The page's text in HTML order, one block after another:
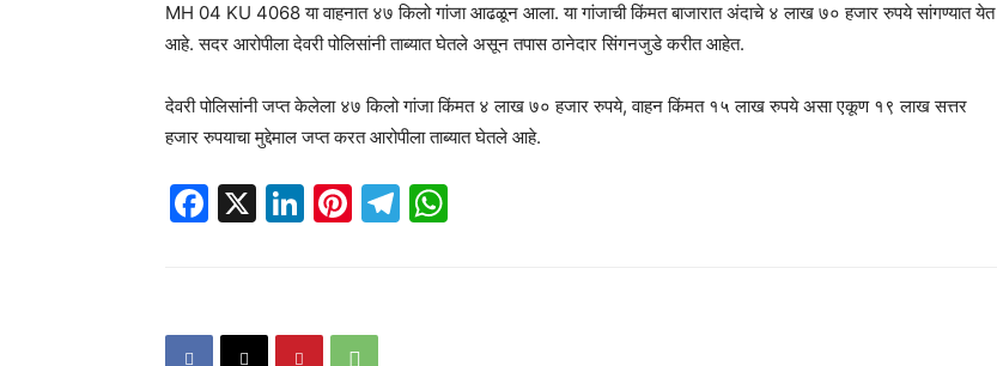
MH 04 KU 4068 या वाहनात ४७ किलो गांजा आढळून आला. या गांजाची किंमत बाजारात अंदाचे ४ लाख ७० हजार रुपये सांगण्यात येत
आहे. सदर आरोपीला देवरी पोलिसांनी ताब्यात घेतले असून तपास ठानेदार सिंगनजुडे करीत आहेत.
देवरी पोलिसांनी जप्त केलेला ४७ किलो गांजा किंमत ४ लाख ७० हजार रुपये, वाहन किंमत १५ लाख रुपये असा एकूण १९ लाख सत्तर
हजार रुपयाचा मुद्देमाल जप्त करत आरोपीला ताब्यात घेतले आहे.
Facebook
X LinkedIn
Pinterest
Telegram